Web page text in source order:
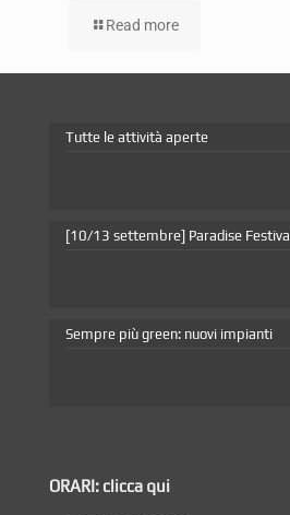
Read more
Tutte le attività aperte
[10/13 settembre] Paradise Festival
Sempre più green: nuovi impianti
ORARI: clicca qui